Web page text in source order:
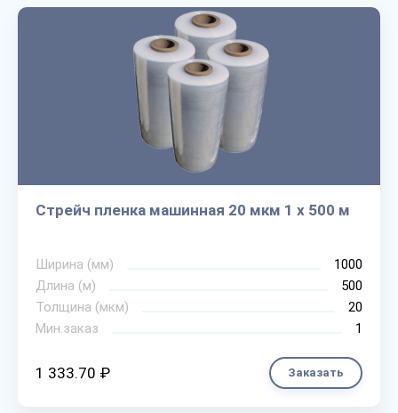
Стрейч пленка машинная 20 мкм 1 х 500 м
Ширина (мм)
1000
Длина (м)
500
Толщина (мкм)
20
Мин.заказ
1
1 333.70 ₽ Заказать